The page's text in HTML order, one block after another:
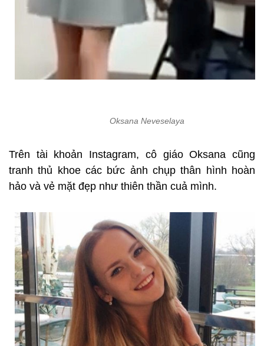
Oksana Neveselaya
Trên tài khoản Instagram, cô giáo Oksana cũng
tranh thủ khoe các bức ảnh chụp thân hình hoàn
hảo và vẻ mặt đẹp như thiên thần cuả mình.